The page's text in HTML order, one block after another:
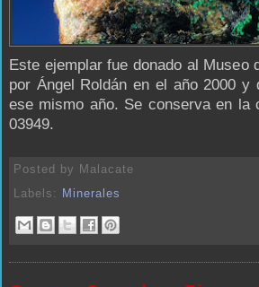
Este ejemplar fue donado al Museo
por Ángel Roldán en el año 2000 y
ese mismo año. Se conserva en la
03949.
Posted by Malacate
Labels:
Minerales